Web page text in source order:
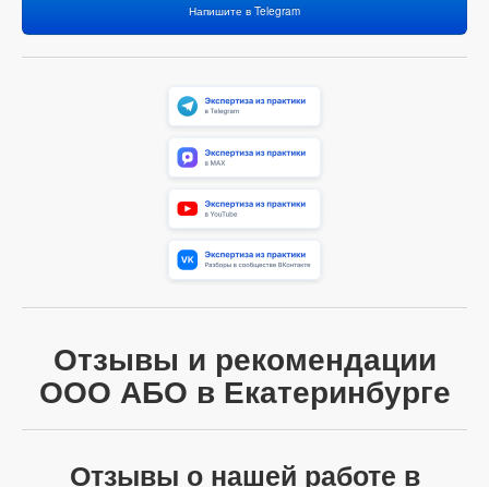
Напишите в Telegram
Отзывы и рекомендации
ООО АБО в Екатеринбурге
Отзывы о нашей работе в